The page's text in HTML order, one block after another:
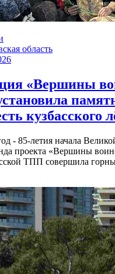
область
«Вершины
кузбасского
- 85-летия начала
проекта «Вершины
ТПП совершила